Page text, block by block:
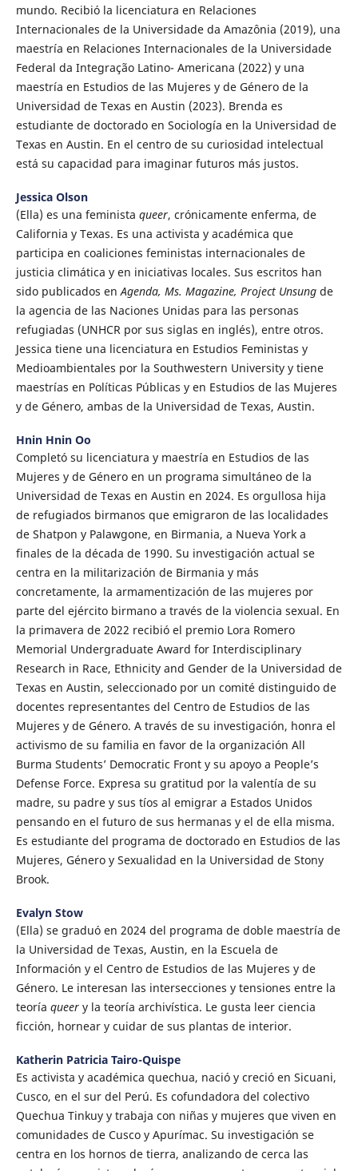
mundo. Recibió la licenciatura en Relaciones
Internacionales de la Universidade da Amazônia (2019), una
maestría en Relaciones Internacionales de la Universidade
Federal da Integração Latino- Americana (2022) y una
maestría en Estudios de las Mujeres y de Género de la
Universidad de Texas en Austin (2023). Brenda es
estudiante de doctorado en Sociología en la Universidad de
Texas en Austin. En el centro de su curiosidad intelectual
está su capacidad para imaginar futuros más justos.
Jessica Olson
(Ella) es una feminista queer, crónicamente enferma, de
California y Texas. Es una activista y académica que
participa en coaliciones feministas internacionales de
justicia climática y en iniciativas locales. Sus escritos han
sido publicados enAgenda, Ms. Magazine, Project Unsungde
la agencia de las Naciones Unidas para las personas
refugiadas (UNHCR por sus siglas en inglés), entre otros.
Jessica tiene una licenciatura en Estudios Feministas y
Medioambientales por la Southwestern University y tiene
maestrías en Políticas Públicas y en Estudios de las Mujeres
y de Género, ambas de la Universidad de Texas, Austin.
Hnin Hnin Oo
Completó su licenciatura y maestría en Estudios de las
Mujeres y de Género en un programa simultáneo de la
Universidad de Texas en Austin en 2024. Es orgullosa hija
de refugiados birmanos que emigraron de las localidades
de Shatpon y Palawgone, en Birmania, a Nueva York a
finales de la década de 1990. Su investigación actual se
centra en la militarización de Birmania y más
concretamente, la armamentización de las mujeres por
parte del ejército birmano a través de la violencia sexual. En
la primavera de 2022 recibió el premio Lora Romero
Memorial Undergraduate Award for Interdisciplinary
Research in Race, Ethnicity and Gender de la Universidad de
Texas en Austin, seleccionado por un comité distinguido de
docentes representantes del Centro de Estudios de las
Mujeres y de Género. A través de su investigación, honra el
activismo de su familia en favor de la organización All
Burma Students’ Democratic Front y su apoyo a People’s
Defense Force. Expresa su gratitud por la valentía de su
madre, su padre y sus tíos al emigrar a Estados Unidos
pensando en el futuro de sus hermanas y el de ella misma.
Es estudiante del programa de doctorado en Estudios de las
Mujeres, Género y Sexualidad en la Universidad de Stony
Brook.
Evalyn Stow
(Ella) se graduó en 2024 del programa de doble maestría de
la Universidad de Texas, Austin, en la Escuela de
Información y el Centro de Estudios de las Mujeres y de
Género. Le interesan las intersecciones y tensiones entre la
teoría queery la teoría archivística. Le gusta leer ciencia
ficción, hornear y cuidar de sus plantas de interior.
Katherin Patricia Tairo-Quispe
Es activista y académica quechua, nació y creció en Sicuani,
Cusco, en el sur del Perú. Es cofundadora del colectivo
Quechua Tinkuy y trabaja con niñas y mujeres que viven en
comunidades de Cusco y Apurímac. Su investigación se
centra en los hornos de tierra, analizando de cerca las